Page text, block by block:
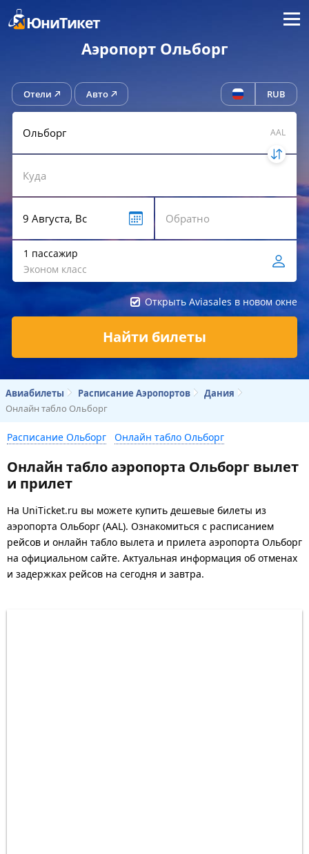
ЮниТикет Меню
Аэропорт Ольборг
Отели Авто RUB
AAL
1 пассажир
Эконом класс
Открыть Aviasales в новом окне
Найти билеты
Авиабилеты Расписание Аэропортов
Дания
Онлайн табло Ольборг
Расписание Ольборг Онлайн табло Ольборг
Онлайн табло аэропорта Ольборг вылет
и прилет
На UniTicket.ru вы можете купить дешевые билеты из
аэропорта Ольборг (AAL). Ознакомиться с расписанием
рейсов и онлайн табло вылета и прилета аэропорта Ольборг
на официальном сайте. Актуальная информация об отменах
и задержках рейсов на сегодня и завтра.